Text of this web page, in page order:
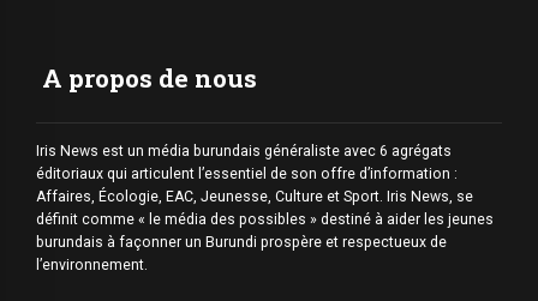
A propos de nous
Iris News est un média burundais généraliste avec 6 agrégats
éditoriaux qui articulent l’essentiel de son offre d’information :
Affaires, Écologie, EAC, Jeunesse, Culture et Sport. Iris News, se
définit comme « le média des possibles » destiné à aider les jeunes
burundais à façonner un Burundi prospère et respectueux de
l’environnement.